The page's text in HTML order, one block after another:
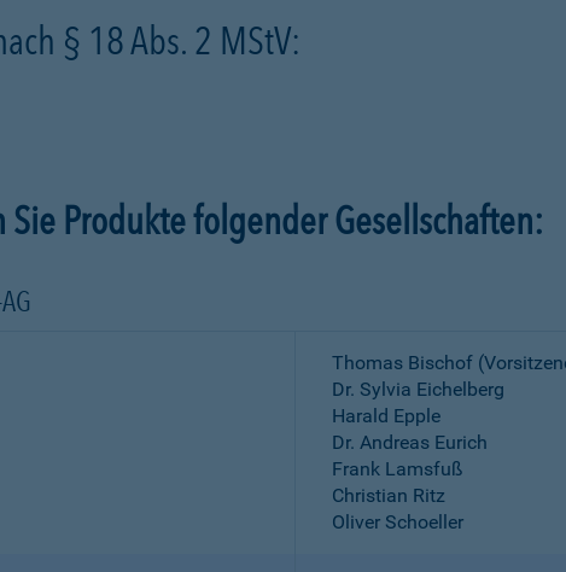
§ 18 Abs. 2 MStV:
Produkte folgender Gesellschaften:
Thomas Bischof
Dr. Sylvia Eichelberg
Harald Epple
Dr. Andreas Eurich
Frank Lamsfuß
Christian Ritz
Oliver Schoeller